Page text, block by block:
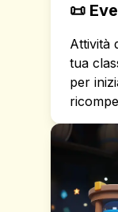
📜
Attività
tua
per